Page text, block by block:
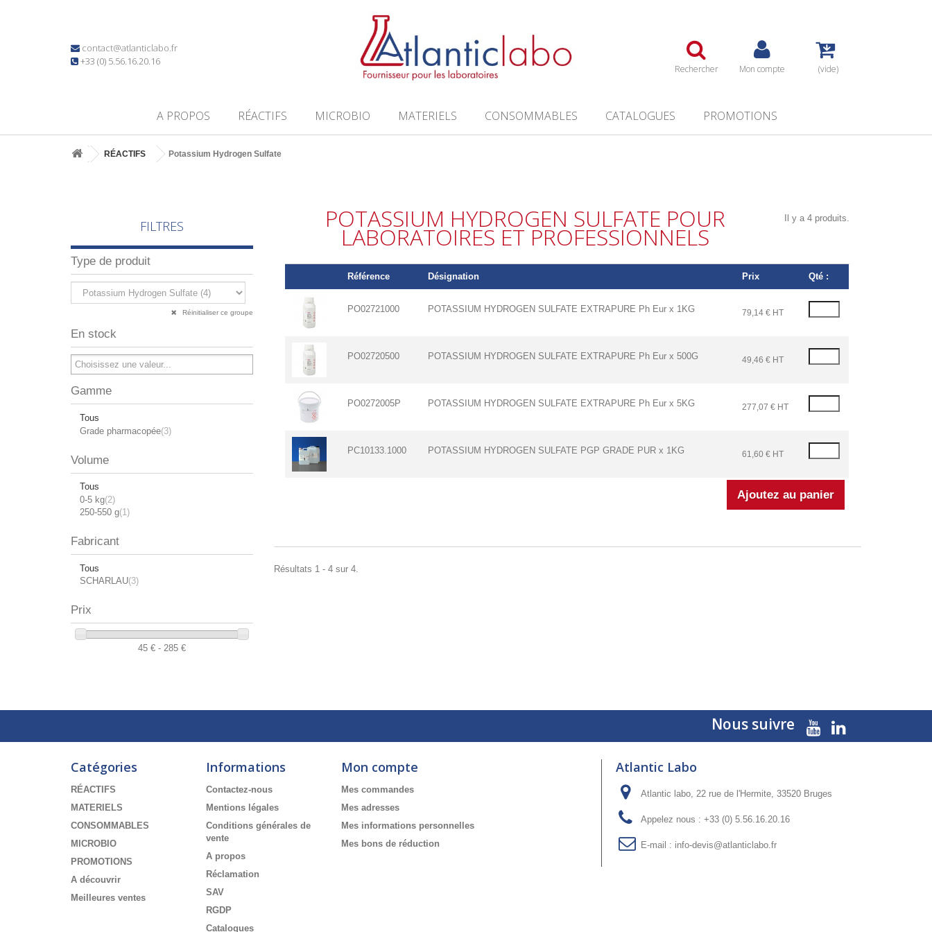
contact@atlanticlabo.fr
+33 (0) 5.56.16.20.16
Rechercher Mon compte (vide)
A PROPOS RÉACTIFS MICROBIO MATERIELS CONSOMMABLES CATALOGUES PROMOTIONS
RÉACTIFS Potassium Hydrogen Sulfate
FILTRES
Type de produit
Réinitialiser ce groupe
En stock
Gamme
Tous
Grade pharmacopée(3)
Volume
Tous
0-5 kg(2)
250-550 g(1)
Fabricant
Tous
SCHARLAU(3)
Prix
45 € - 285 €
POTASSIUM HYDROGEN SULFATE POUR
LABORATOIRES ET PROFESSIONNELS
Il y a 4 produits.
Référence Désignation Prix Qté :
PO02721000 POTASSIUM HYDROGEN SULFATE EXTRAPURE Ph Eur x 1KG 79,14 € HT
PO02720500 POTASSIUM HYDROGEN SULFATE EXTRAPURE Ph Eur x 500G 49,46 € HT
PO0272005P POTASSIUM HYDROGEN SULFATE EXTRAPURE Ph Eur x 5KG 277,07 € HT
PC10133.1000 POTASSIUM HYDROGEN SULFATE PGP GRADE PUR x 1KG 61,60 € HT
Résultats 1 - 4 sur 4.
Nous suivre
Catégories
RÉACTIFS
MATERIELS
CONSOMMABLES
MICROBIO
PROMOTIONS
A découvrir
Meilleures ventes
Informations
Contactez-nous
Mentions légales
Conditions générales de
vente
A propos
Réclamation
SAV
RGDP
Catalogues
Mon compte
Mes commandes
Mes adresses
Mes informations personnelles
Mes bons de réduction
Atlantic Labo
Atlantic labo, 22 rue de l'Hermite, 33520 Bruges
Appelez nous : +33 (0) 5.56.16.20.16
E-mail : info-devis@atlanticlabo.fr